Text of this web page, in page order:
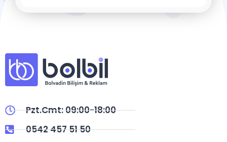
Pzt.Cmt: 09:00-18:00
0542 457 51 50